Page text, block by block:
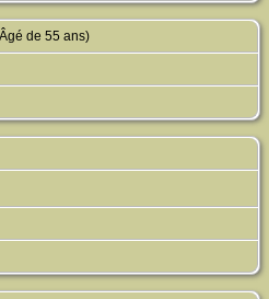
de 55 ans)